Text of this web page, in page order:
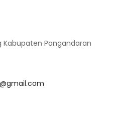
Pangandaran